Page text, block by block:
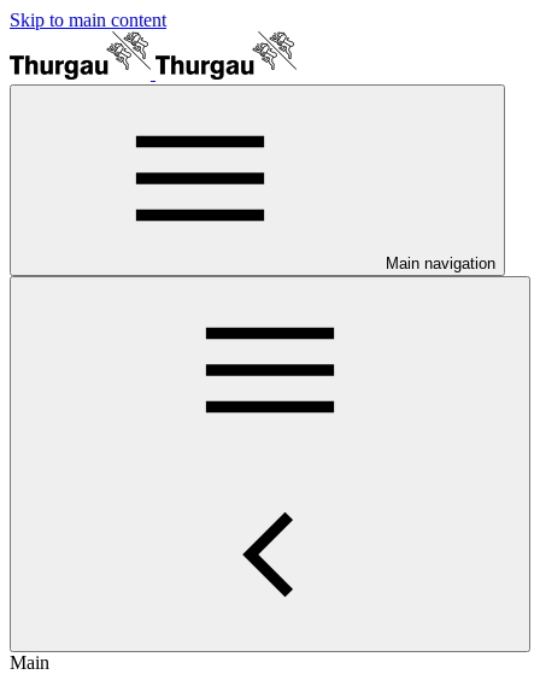
Skip to main content
Main navigation
Main